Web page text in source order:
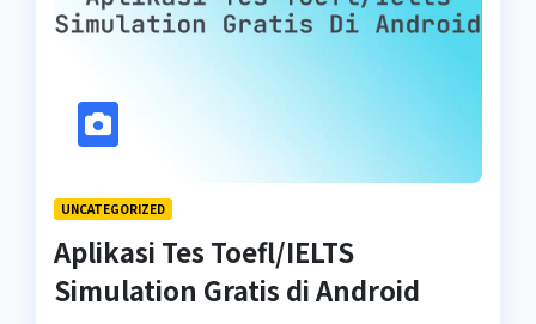
UNCATEGORIZED
Aplikasi Tes Toefl/IELTS
Simulation Gratis di Android